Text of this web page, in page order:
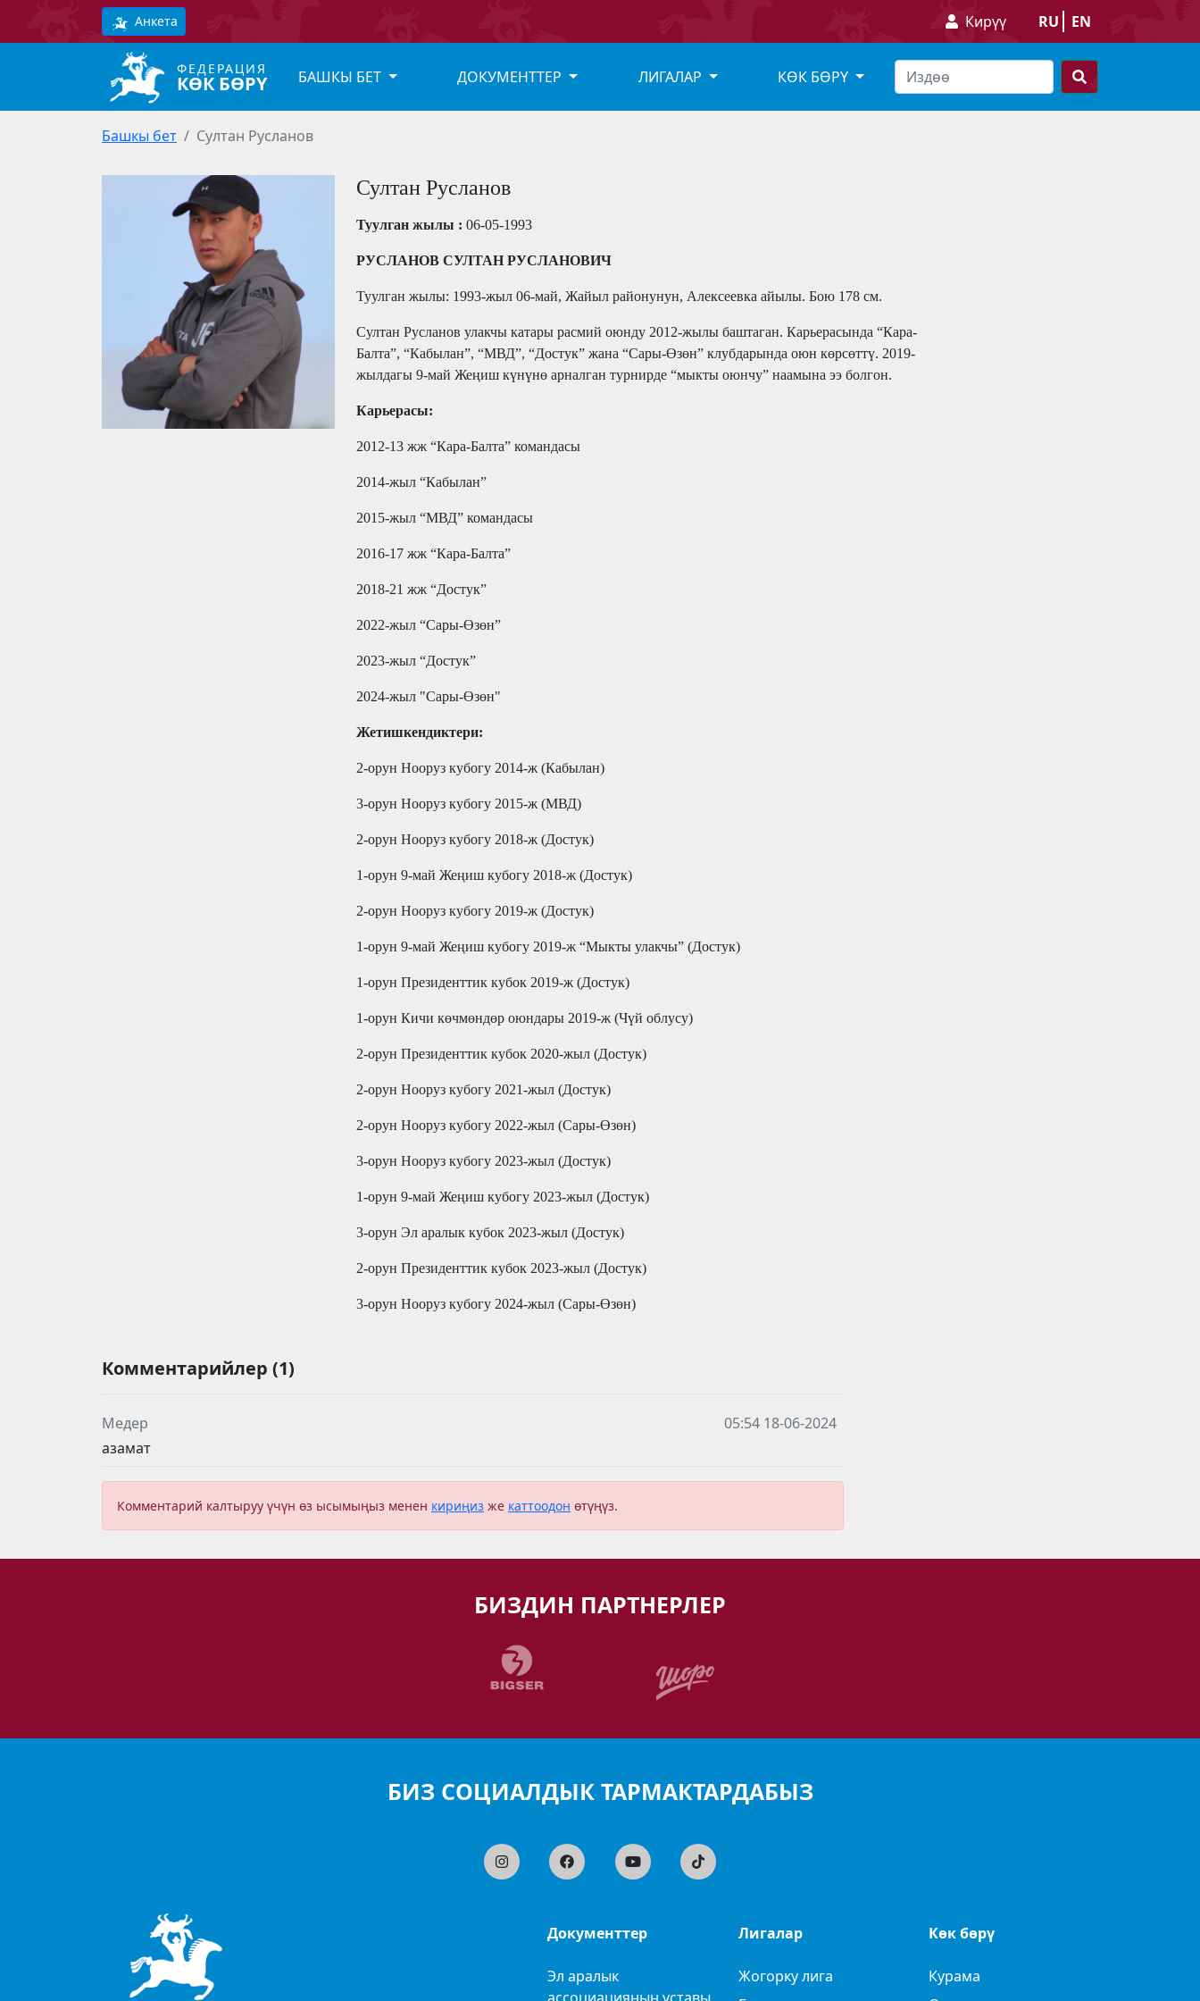
Анкета Кирүү RU EN
ФЕДЕРАЦИЯ
КӨК БӨРҮ БАШКЫ БЕТ ДОКУМЕНТТЕР ЛИГАЛАР КӨК БӨРҮ
Башкы бет Султан Русланов
Султан Русланов
Туулган жылы : 06-05-1993
РУСЛАНОВ СУЛТАН РУСЛАНОВИЧ
Туулган жылы: 1993-жыл 06-май, Жайыл районунун, Алексеевка айылы. Бою 178 см.
Султан Русланов улакчы катары расмий оюнду 2012-жылы баштаган. Карьерасында “Кара-
Балта”, “Кабылан”, “МВД”, “Достук” жана “Сары-Өзөн” клубдарында оюн көрсөттү. 2019-
жылдагы 9-май Жеңиш күнүнө арналган турнирде “мыкты оюнчу” наамына ээ болгон.
Карьерасы:
2012-13 жж “Кара-Балта” командасы
2014-жыл “Кабылан”
2015-жыл “МВД” командасы
2016-17 жж “Кара-Балта”
2018-21 жж “Достук”
2022-жыл “Сары-Өзөн”
2023-жыл “Достук”
2024-жыл "Сары-Өзөн"
Жетишкендиктери:
2-орун Нооруз кубогу 2014-ж (Кабылан)
3-орун Нооруз кубогу 2015-ж (МВД)
2-орун Нооруз кубогу 2018-ж (Достук)
1-орун 9-май Жеңиш кубогу 2018-ж (Достук)
2-орун Нооруз кубогу 2019-ж (Достук)
1-орун 9-май Жеңиш кубогу 2019-ж “Мыкты улакчы” (Достук)
1-орун Президенттик кубок 2019-ж (Достук)
1-орун Кичи көчмөндөр оюндары 2019-ж (Чүй облусу)
2-орун Президенттик кубок 2020-жыл (Достук)
2-орун Нооруз кубогу 2021-жыл (Достук)
2-орун Нооруз кубогу 2022-жыл (Сары-Өзөн)
3-орун Нооруз кубогу 2023-жыл (Достук)
1-орун 9-май Жеңиш кубогу 2023-жыл (Достук)
3-орун Эл аралык кубок 2023-жыл (Достук)
2-орун Президенттик кубок 2023-жыл (Достук)
3-орун Нооруз кубогу 2024-жыл (Cары-Өзөн)
Комментарийлер (1)
Медер
05:54 18-06-2024
азамат
Комментарий калтыруу үчүн өз ысымыңыз менен кириңиз же каттоодон өтүңүз.
БИЗДИН ПАРТНЕРЛЕР
БИЗ СОЦИАЛДЫК ТАРМАКТАРДАБЫЗ
Документтер
Эл аралык
Лигалар
Жогорку лига
Көк бөрү
Курама